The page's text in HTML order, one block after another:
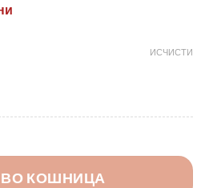
4990,00 ден.
ИСЧИСТИ
КОШНИЦА